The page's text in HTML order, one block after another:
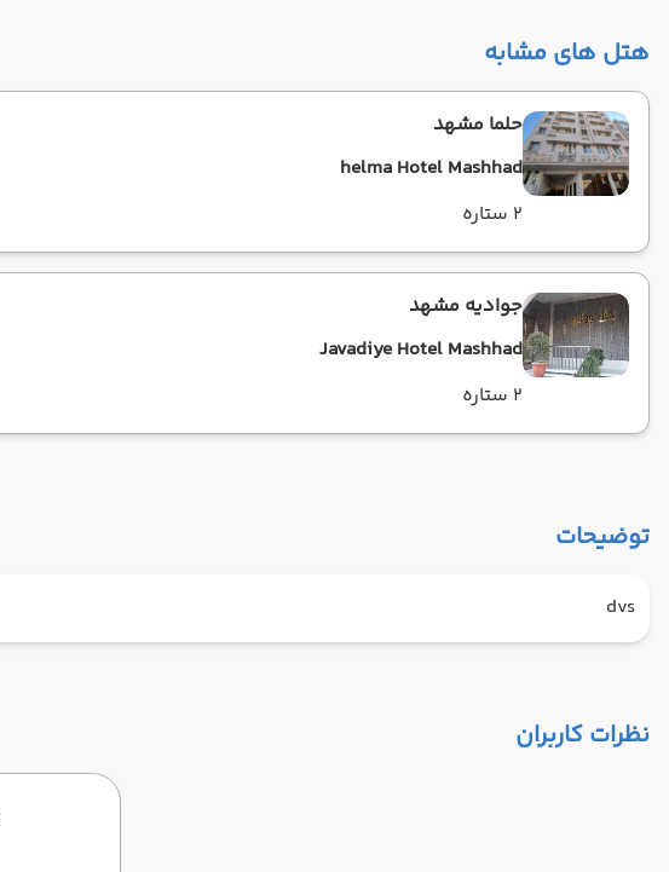
هتل های مشابه
حلما مشهد
helma Hotel Mashhad
2 ستاره
جوادیه مشهد
Javadiye Hotel Mashhad
2 ستاره
توضیحات
dvs
نظرات کاربران